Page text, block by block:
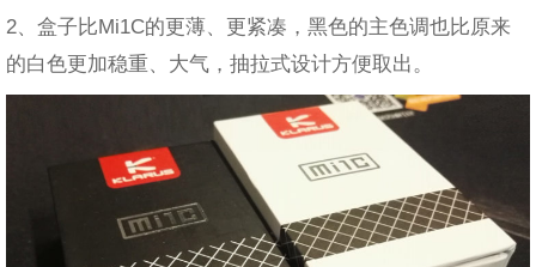
2、盒子比Mi1C的更薄、更紧凑，黑色的主色调也比原来
的白色更加稳重、大气，抽拉式设计方便取出。